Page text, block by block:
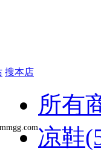
搜本店
所有
凉鞋